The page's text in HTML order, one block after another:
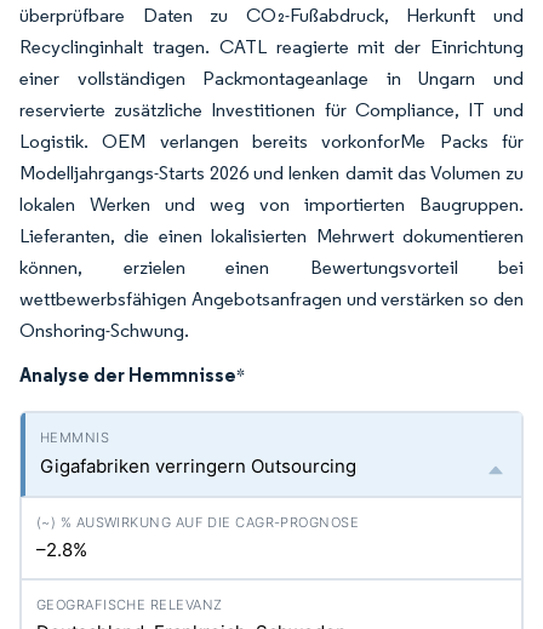
überprüfbare Daten zu CO₂-Fußabdruck, Herkunft und
Recyclinginhalt tragen. CATL reagierte mit der Einrichtung
einer vollständigen Packmontageanlage in Ungarn und
reservierte zusätzliche Investitionen für Compliance, IT und
Logistik. OEM verlangen bereits vorkonforMe Packs für
Modelljahrgangs-Starts 2026 und lenken damit das Volumen zu
lokalen Werken und weg von importierten Baugruppen.
Lieferanten, die einen lokalisierten Mehrwert dokumentieren
können, erzielen einen Bewertungsvorteil bei
wettbewerbsfähigen Angebotsanfragen und verstärken so den
Onshoring-Schwung.
Analyse der Hemmnisse*
Gigafabriken verringern Outsourcing
–2.8%